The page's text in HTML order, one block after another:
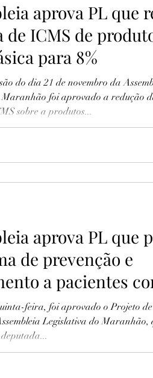
aprova PL que
de ICMS de
para 8%
do dia 21 de novembro da
foi aprovado a redução
sobre a produtos...
aprova PL que
de prevenção e
a pacientes
feira, foi aprovado o Projeto
Legislativa do Maranhão,